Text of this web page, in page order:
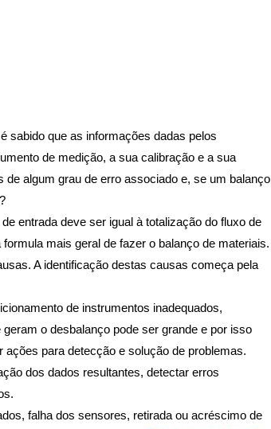
sabido que as informações dadas pelos
de medição, a sua calibração e a sua
algum grau de erro associado e, se um balanço
entrada deve ser igual à totalização do fluxo de
mais geral de fazer o balanço de materiais.
A identificação destas causas começa pela
de instrumentos inadequados,
o desbalanço pode ser grande e por isso
para detecção e solução de problemas.
dos dados resultantes, detectar erros
falha dos sensores, retirada ou acréscimo de